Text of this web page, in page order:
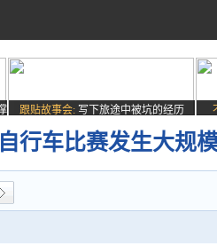
跟贴故事会: 写下旅途中被坑的经历
行车比赛发生大规